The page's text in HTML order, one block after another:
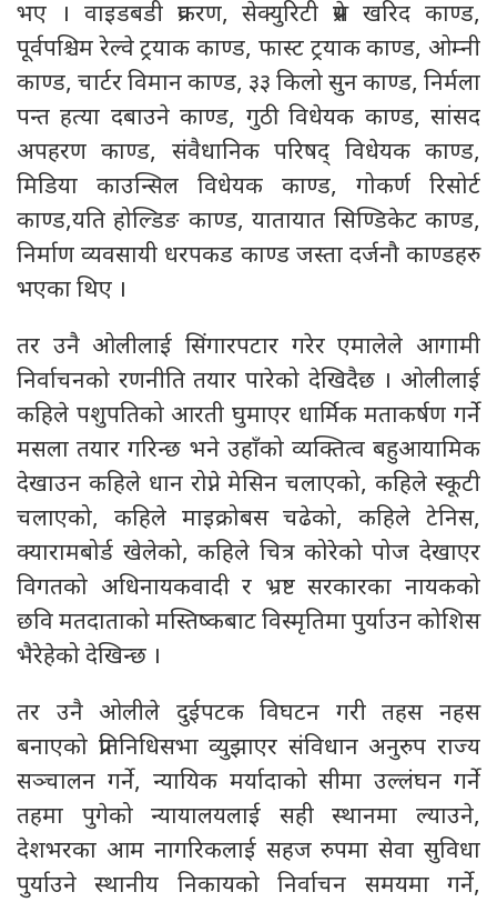
भए । वाइडबडी प्रकरण, सेक्युरिटी प्रेस खरिद काण्ड,
पूर्वपश्चिम रेल्वे ट्रयाक काण्ड, फास्ट ट्रयाक काण्ड, ओम्नी
काण्ड, चार्टर विमान काण्ड, ३३ किलो सुन काण्ड, निर्मला
पन्त हत्या दबाउने काण्ड, गुठी विधेयक काण्ड, सांसद
अपहरण काण्ड, संवैधानिक परिषद् विधेयक काण्ड,
मिडिया काउन्सिल विधेयक काण्ड, गोकर्ण रिसोर्ट
काण्ड,यति होल्डिङ काण्ड, यातायात सिण्डिकेट काण्ड,
निर्माण व्यवसायी धरपकड काण्ड जस्ता दर्जनौ काण्डहरु
भएका थिए ।
तर उनै ओलीलाई सिंगारपटार गरेर एमालेले आगामी
निर्वाचनको रणनीति तयार पारेको देखिदैछ । ओलीलाई
कहिले पशुपतिको आरती घुमाएर धार्मिक मताकर्षण गर्ने
मसला तयार गरिन्छ भने उहाँको व्यक्तित्व बहुआयामिक
देखाउन कहिले धान रोप्ने मेसिन चलाएको, कहिले स्कूटी
चलाएको, कहिले माइक्रोबस चढेको, कहिले टेनिस,
क्यारामबोर्ड खेलेको, कहिले चित्र कोरेको पोज देखाएर
विगतको अधिनायकवादी र भ्रष्ट सरकारका नायकको
छवि मतदाताको मस्तिष्कबाट विस्मृतिमा पुर्याउन कोशिस
भैरेहेको देखिन्छ ।
तर उनै ओलीले दुईपटक विघटन गरी तहस नहस
बनाएको प्रतिनिधिसभा व्युझाएर संविधान अनुरुप राज्य
सञ्चालन गर्ने, न्यायिक मर्यादाको सीमा उल्लंघन गर्ने
तहमा पुगेको न्यायालयलाई सही स्थानमा ल्याउने,
देशभरका आम नागरिकलाई सहज रुपमा सेवा सुविधा
पुर्याउने स्थानीय निकायको निर्वाचन समयमा गर्ने,